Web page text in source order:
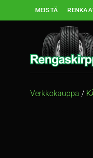
MEISTÄ
Verkkokauppa /